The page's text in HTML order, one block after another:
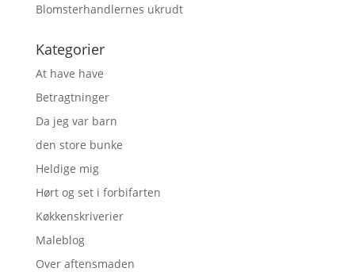
Blomsterhandlernes ukrudt
Kategorier
At have have
Betragtninger
Da jeg var barn
den store bunke
Heldige mig
Hørt og set i forbifarten
Køkkenskriverier
Maleblog
Over aftensmaden